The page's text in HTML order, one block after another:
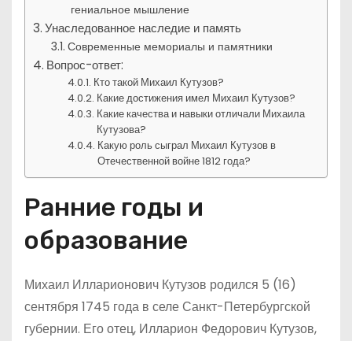
гениальное мышление
Унаследованное наследие и память
Современные мемориалы и памятники
Вопрос-ответ:
Кто такой Михаил Кутузов?
Какие достижения имел Михаил Кутузов?
Какие качества и навыки отличали Михаила
Кутузова?
Какую роль сыграл Михаил Кутузов в
Отечественной войне 1812 года?
Ранние годы и
образование
Михаил Илларионович Кутузов родился 5 (16)
сентября 1745 года в селе Санкт-Петербургской
губернии. Его отец, Илларион Федорович Кутузов,